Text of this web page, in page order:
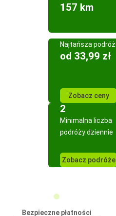
157 km
Najtańsza podróż
od 33,99 zł
Zobacz ceny
2
Minimalna liczba
podróży dziennie
Zobacz podróże
Bezpieczne płatności